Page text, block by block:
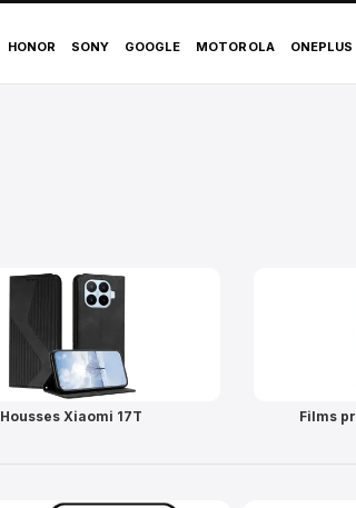
HONOR SONY GOOGLE MOTOROLA ONEPLUS
Housses Xiaomi 17T Films